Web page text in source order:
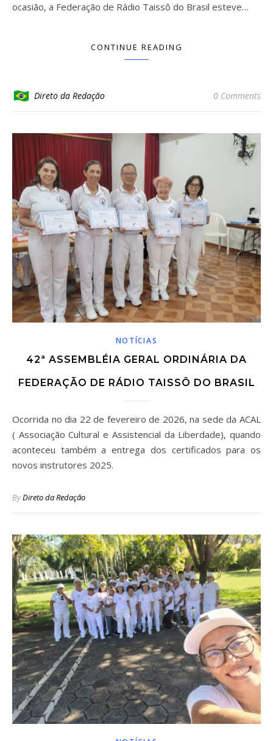
ocasião, a Federação de Rádio Taissô do Brasil esteve…
CONTINUE READING
Direto da Redação 0 Comments
NOTÍCIAS
42ª ASSEMBLÉIA GERAL ORDINÁRIA DA
FEDERAÇÃO DE RÁDIO TAISSÔ DO BRASIL
Ocorrida no dia 22 de fevereiro de 2026, na sede da ACAL
( Associação Cultural e Assistencial da Liberdade), quando
aconteceu também a entrega dos certificados para os
novos instrutores 2025.
ByDireto da Redação